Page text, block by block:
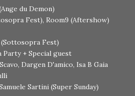
du Demon)
Fest), Room9 (Aftershow)
Fest)
Party + Special guest
Dargen D'amico, Isa B Gaia
Sartini (Super Sunday)